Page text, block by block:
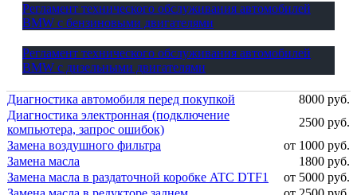
Регламент технического обслуживания автомобилей
BMW с бензиновыми двигателями
Регламент технического обслуживания автомобилей
BMW с дизельными двигателями
Диагностика автомобиля перед покупкой
8000 руб.
Диагностика электронная (подключение
компьютера, запрос ошибок)
2500 руб.
Замена воздушного фильтра
от 1000 руб.
Замена масла
1800 руб.
Замена масла в раздаточной коробке ATC DTF1
от 5000 руб.